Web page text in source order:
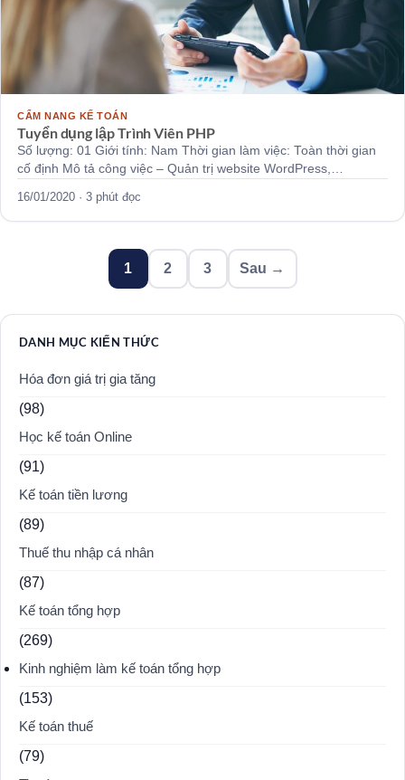
CẨM NANG KẾ TOÁN
Tuyển dụng lập Trình Viên PHP
Số lượng: 01 Giới tính: Nam Thời gian làm việc: Toàn thời gian
cố định Mô tả công việc – Quản trị website WordPress,…
16/01/2020 · 3 phút đọc
viết
1 2 3 Sau →
DANH MỤC KIẾN THỨC
Hóa đơn giá trị gia tăng
(98)
Học kế toán Online
(91)
Kế toán tiền lương
(89)
Thuế thu nhập cá nhân
(87)
Kế toán tổng hợp
(269)
Kinh nghiệm làm kế toán tổng hợp
(153)
Kế toán thuế
(79)